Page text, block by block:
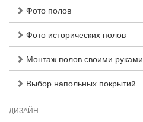
Фото полов
Фото исторических полов
Монтаж полов своими руками
Выбор напольных покрытий
ДИЗАЙН